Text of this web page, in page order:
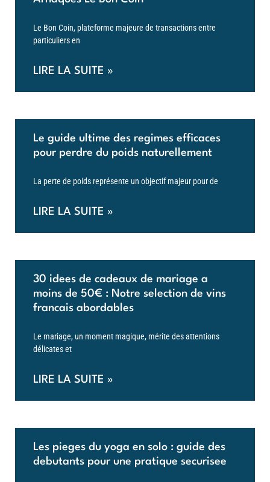
Le Bon Coin, plateforme majeure de transactions entre
particuliers en
LIRE LA SUITE »
Le guide ultime des regimes efficaces
pour perdre du poids naturellement
La perte de poids représente un objectif majeur pour de
LIRE LA SUITE »
30 idees de cadeaux de mariage a
moins de 50€ : Notre selection de vins
francais abordables
Le mariage, un moment magique, mérite des attentions
délicates et
LIRE LA SUITE »
Les pieges du yoga en solo : guide des
debutants pour une pratique securisee